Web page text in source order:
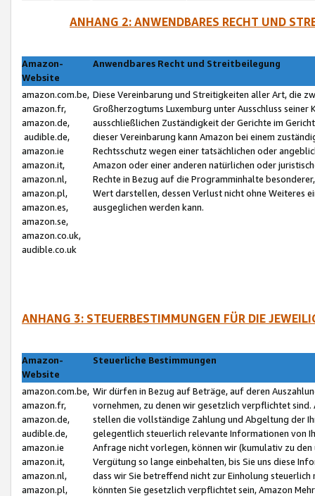
ANHANG 2: ANWENDBARES RECHT UND
Amazon-
Website
Anwendbares Recht und Streitbeilegung
amazon.com.be,
amazon.fr,
amazon.de,
audible.de,
amazon.ie
amazon.it,
amazon.nl,
amazon.pl,
amazon.es,
amazon.se,
amazon.co.uk,
audible.co.uk
Diese Vereinbarung und Streitigkeiten aller Art, die
Großherzogtums Luxemburg unter Ausschluss
ausschließlichen Zuständigkeit der Gerichte im
dieser Vereinbarung kann Amazon bei einem
Rechtsschutz wegen einer tatsächlichen oder
Amazon oder einer anderen natürlichen oder
Rechte in Bezug auf die Programminhalte
Wert darstellen, dessen Verlust nicht ohne Weiteres
ausgeglichen werden kann.
ANHANG 3: STEUERBESTIMMUNGEN FÜR DIE
Amazon-
Website
Steuerliche Bestimmungen
amazon.com.be,
amazon.fr,
amazon.de,
audible.de,
amazon.ie
amazon.it,
amazon.nl,
amazon.pl,
Wir dürfen in Bezug auf Beträge, auf deren
vornehmen, zu denen wir gesetzlich verpflichtet
stellen die vollständige Zahlung und Abgeltung der
gelegentlich steuerlich relevante Informationen von
Anfrage nicht vorlegen, können wir (kumulativ zu
Vergütung so lange einbehalten, bis Sie uns diese
dass wir Sie betreffend nicht zur Einholung
könnten Sie gesetzlich verpflichtet sein, Amazon